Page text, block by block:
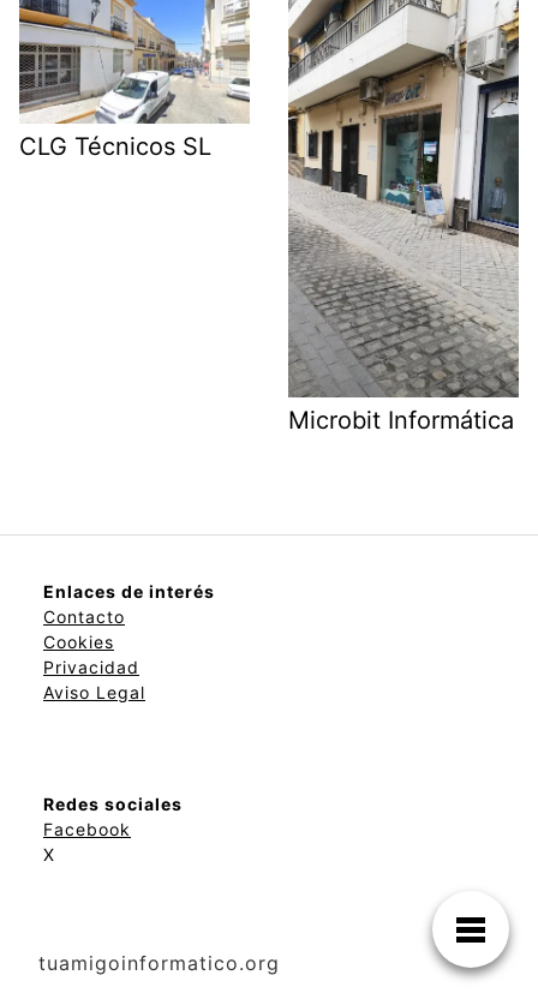
CLG Técnicos SL
Microbit Informática
Enlaces de interés
Contacto
Cookies
Privacidad
Aviso Legal
Redes sociales
Facebook
X
tuamigoinformatico.org